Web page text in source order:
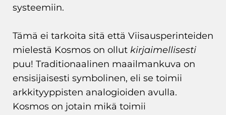
systeemiin.
Tämä ei tarkoita sitä että Viisausperinteiden
mielestä Kosmos on ollut kirjaimellisesti
puu! Traditionaalinen maailmankuva on
ensisijaisesti symbolinen, eli se toimii
arkkityyppisten analogioiden avulla.
Kosmos on jotain mikä toimii